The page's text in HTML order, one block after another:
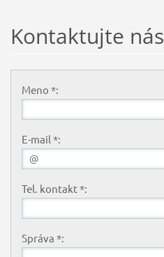
Kontaktujte nás
Meno *:
E-mail *:
Tel. kontakt *:
Správa *: